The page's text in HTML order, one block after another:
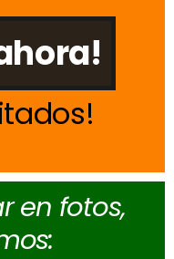
en fotos,